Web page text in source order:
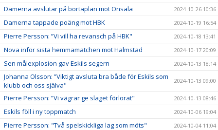
Damerna avslutar på bortaplan mot Onsala 2024-10-26 10:36
Damerna tappade poäng mot HBK 2024-10-19 16:54
Pierre Persson: ”Vi vill ha revansch på HBK" 2024-10-18 13:41
Nova inför sista hemmamatchen mot Halmstad 2024-10-17 20:09
Sen målexplosion gav Eskils segern 2024-10-13 18:14
Johanna Olsson: ”Viktigt avsluta bra både för Eskils som
klubb och oss själva"
2024-10-13 09:00
Pierre Persson: ”Vi vägrar ge slaget förlorat" 2024-10-13 08:46
Eskils föll i ny toppmatch 2024-10-06 19:04
Pierre Persson: "Två spelskickliga lag som möts" 2024-10-04 11:04